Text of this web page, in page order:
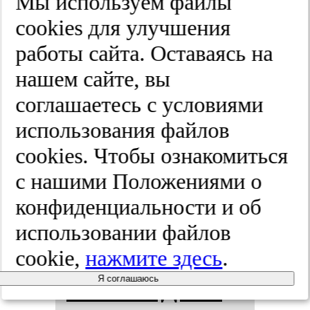
ская эк­спер­
ти­за.
2026;(1):62-71
Ана­лиз эк­
спертной
ди­аг­нос­ти­
ки и иден­
cооkies для улучшения
работы сайта. Оставаясь на
нашем сайте, вы
соглашаетесь с условиями
использования файлов
cооkies. Чтобы ознакомиться
с нашими Положениями о
конфиденциальности и об
использовании файлов
cookie,нажмите здесь.
Я соглашаюсь